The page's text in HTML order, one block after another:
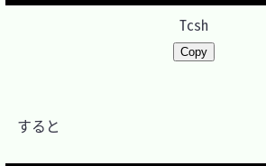
Tcsh
Copy
すると